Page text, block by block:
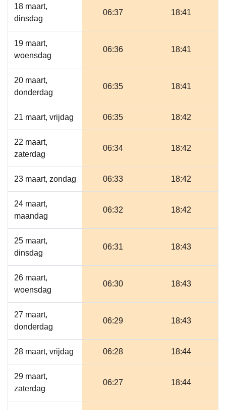
18 maart,
dinsdag
06:37 18:41
19 maart,
woensdag
06:36 18:41
20 maart,
donderdag
06:35 18:41
21 maart, vrijdag 06:35 18:42
22 maart,
zaterdag
06:34 18:42
23 maart, zondag 06:33 18:42
24 maart,
maandag
06:32 18:42
25 maart,
dinsdag
06:31 18:43
26 maart,
woensdag
06:30 18:43
27 maart,
donderdag
06:29 18:43
28 maart, vrijdag 06:28 18:44
29 maart,
zaterdag
06:27 18:44